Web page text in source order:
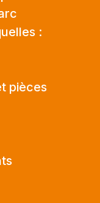
:
pièces